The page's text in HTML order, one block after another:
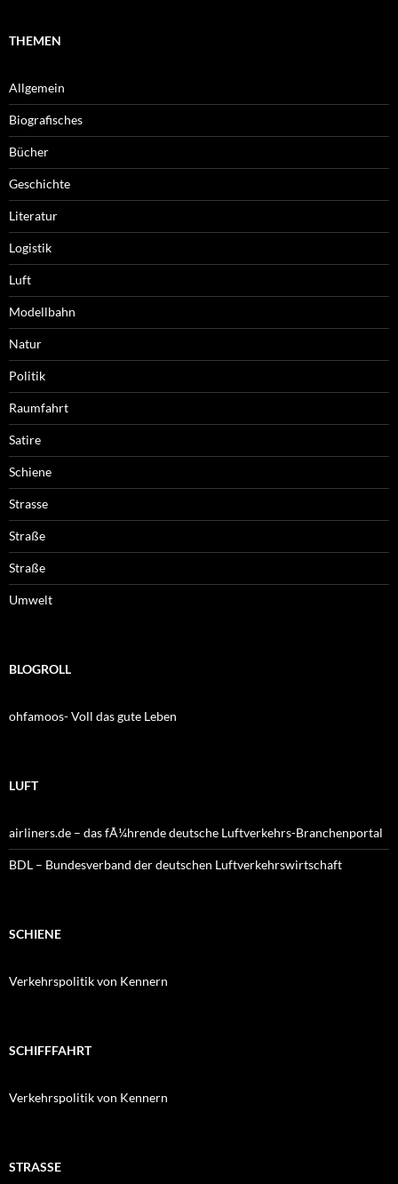
THEMEN
Allgemein
Biografisches
Bücher
Geschichte
Literatur
Logistik
Luft
Modellbahn
Natur
Politik
Raumfahrt
Satire
Schiene
Strasse
Straße
Straße
Umwelt
BLOGROLL
ohfamoos- Voll das gute Leben
LUFT
airliners.de – das fÃ¼hrende deutsche Luftverkehrs-Branchenportal
BDL – Bundesverband der deutschen Luftverkehrswirtschaft
SCHIENE
Verkehrspolitik von Kennern
SCHIFFFAHRT
Verkehrspolitik von Kennern
STRASSE